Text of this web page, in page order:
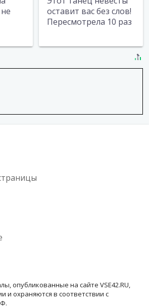
оставит вас без слов!
Пересмотрела 10 раз
опубликованные на сайте VSE42.RU,
и охраняются в соответствии с